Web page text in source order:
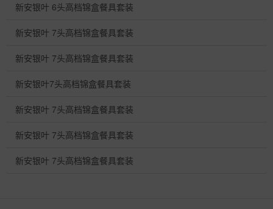
新安银叶 6头高档锦盒餐具套装
新安银叶 7头高档锦盒餐具套装
新安银叶 7头高档锦盒餐具套装
新安银叶7头高档锦盒餐具套装
新安银叶 7头高档锦盒餐具套装
新安银叶 7头高档锦盒餐具套装
新安银叶 7头高档锦盒餐具套装